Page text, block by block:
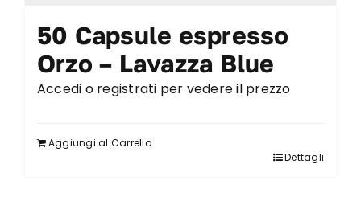
50 Capsule espresso
Orzo – Lavazza Blue
Accedi o registrati per vedere il prezzo
Aggiungi al Carrello
Dettagli